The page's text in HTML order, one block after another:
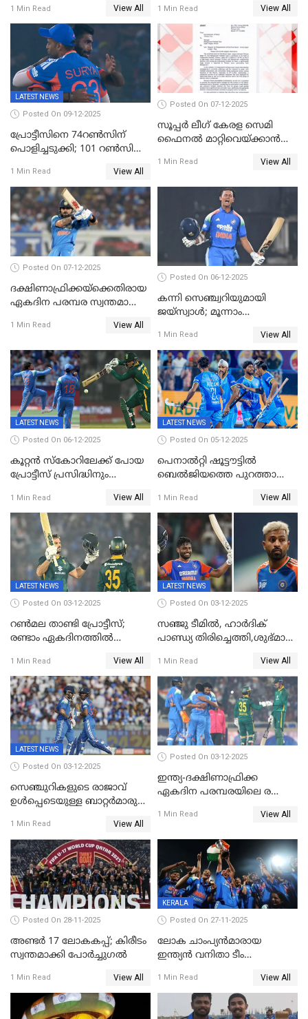
1 Min Read View All 1 Min Read View All
LATEST NEWS
Posted On 09-12-2025
പ്രോട്ടീസിനെ 74റൺസിന്‌
പൊളിച്ചടുക്കി; 101 റൺസിന്റെ
വിക്കറ്റ് തികയ്ക്കുന്ന
താരമായി ബുമ്ര
1 Min Read View All
Posted On 07-12-2025
സൂപ്പർ ലീഗ് കേരള സെമി
ഫൈനൽ മാറ്റിവെയ്ക്കാൻ
1 Min Read View All
Posted On 07-12-2025
ദക്ഷിണാഫ്രിക്കയ്‌ക്കെതിരായ
ഏകദിന പരമ്പര സ്വന്തമാക്കി
1 Min Read View All
Posted On 06-12-2025
കന്നി സെഞ്ച്വറിയുമായി
ജയ്‌സ്വാൾ; മൂന്നാം
പ്രോട്ടീസിനെതിരെ ജയം,
പരമ്പര
1 Min Read View All
LATEST NEWS
Posted On 06-12-2025
കൂറ്റൻ സ്കോറിലേക്ക് പോയ
പ്രോട്ടീസ് പ്രസിദ്ധിനും
അടിതെറ്റി, ഇന്ത്യക്ക് 271
റണ്‍സ് വിജയലക്ഷ്യം
1 Min Read View All
LATEST NEWS
Posted On 05-12-2025
പെനാൽറ്റി ഷൂട്ടൗട്ടിൽ
ബെൽജിയത്തെ പുറത്താക്കി;
ലോകകപ്പിൽ ഇന്ത്യ
സെമിയിൽ
1 Min Read View All
LATEST NEWS
Posted On 03-12-2025
റണ്‍മല താണ്ടി പ്രോട്ടീസ്;
രണ്ടാം ഏകദിനത്തില്‍
ഒപ്പത്തിനൊപ്പം
1 Min Read View All
LATEST NEWS
Posted On 03-12-2025
സഞ്ജു ടീമില്‍, ഹാര്‍ദിക്
പാണ്ഡ്യ തിരിച്ചെത്തി,​ശുഭ്മാൻ
ഇല്ല;
ദക്ഷിണാഫ്രിക്കയ്‌ക്കെതിരായ
ടി20 പരമ്പരയ്ക്കുള്ള ഇന്ത്യന്‍
ടീമിനെ പ്രഖ്യാപിച്ചു
1 Min Read View All
LATEST NEWS
Posted On 03-12-2025
സെഞ്ചുറികളുടെ രാജാവ്
ഉൾപ്പെടെയുള്ള ബാറ്റർമാരുടെ
ഇന്ത്യയ്ക്ക് 358 റൺസ്
1 Min Read View All
Posted On 03-12-2025
ഇന്ത്യ-ദക്ഷിണാഫ്രിക്ക
ഏകദിന പരമ്പരയിലെ രണ്ടാം
1 Min Read View All
Posted On 28-11-2025
അണ്ടര്‍ 17 ലോകകപ്പ്; കിരീടം
സ്വന്തമാക്കി പോര്‍ച്ചുഗല്‍
1 Min Read View All
KERALA
Posted On 27-11-2025
ലോക ചാംപ്യൻമാരായ
ഇന്ത്യൻ വനിതാ ടീം
മത്സരങ്ങൾ ​ഗ്രീൻഫീൽഡിൽ
1 Min Read View All